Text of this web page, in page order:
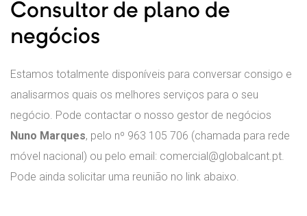
Consultor de plano de
negócios
Estamos totalmente disponíveis para conversar consigo e
analisarmos quais os melhores serviços para o seu
negócio. Pode contactar o nosso gestor de negócios
Nuno Marques, pelo nº 963 105 706 (chamada para rede
móvel nacional) ou pelo email: comercial@globalcant.pt.
Pode ainda solicitar uma reunião no link abaixo.